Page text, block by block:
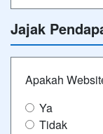
Jajak
Apakah
Ya
Tidak